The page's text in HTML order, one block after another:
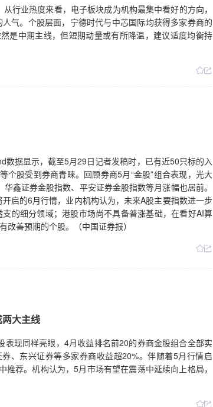
行业热度来看，电子板块成为机构最集中看好的方向，
气。个股层面，宁德时代与中芯国际均获得多家券商的
是中期主线，但短期动量或有所降温，建议适度均衡持
数据显示，截至5月29日记者发稿时，已有近50只标的入
个股受到券商青睐。回顾券商5月“金股”组合表现，光大
鑫证券金股指数、平安证券金股指数等月涨幅也居前。
启的6月行情，业内机构认为，未来A股主要指数进一步
的细分领域；港股市场尚不具备普涨基础，在看好AI算
善预期的个股。（中国证券报）
大主线
现同样亮眼，4月收益排名前20的券商金股组合全部实
、东兴证券等多家券商收益超20%。伴随着5月行情启
荐。机构认为，5月市场有望在震荡中延续向上格局，